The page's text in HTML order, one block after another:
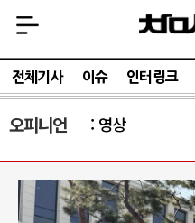
전체기사 이슈 인터링크
오피니언 영상